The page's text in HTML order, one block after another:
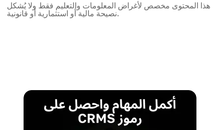
هذا المحتوى مخصص لأغراض المعلومات والتعليم فقط ولا يُشكل
نصيحة مالية أو استثمارية أو قانونية.